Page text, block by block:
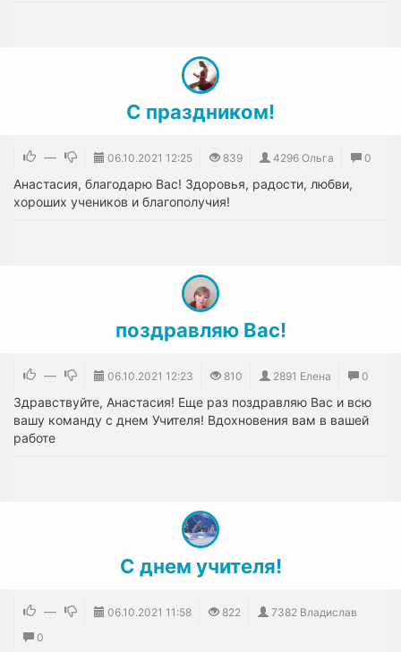
С праздником!
— 06.10.2021 12:25 839 4296 Ольга 0
Анастасия, благодарю Вас! Здоровья, радости, любви,
хороших учеников и благополучия!
поздравляю Вас!
— 06.10.2021 12:23 810 2891 Елена 0
Здравствуйте, Анастасия! Еще раз поздравляю Вас и всю
вашу команду с днем Учителя! Вдохновения вам в вашей
работе
С днем учителя!
— 06.10.2021 11:58 822
7382 Владислав
0